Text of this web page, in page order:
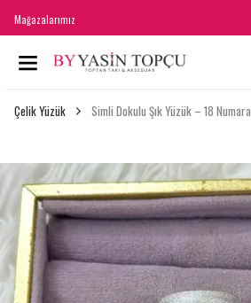
Mağazalarımız
Çelik Yüzük Simli Dokulu Şık Yüzük – 18 Numara